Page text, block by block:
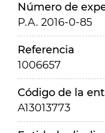
Número de
P.A. 2016-0-85
Referencia
1006657
Código de la
A13013773